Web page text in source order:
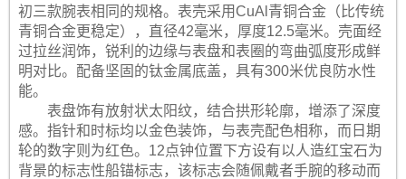
初三款腕表相同的规格。表壳采用CuAl青铜合金（比传统
青铜合金更稳定），直径42毫米，厚度12.5毫米。壳面经
过拉丝润饰，锐利的边缘与表盘和表圈的弯曲弧度形成鲜
明对比。配备坚固的钛金属底盖，具有300米优良防水性
能。
表盘饰有放射状太阳纹，结合拱形轮廓，增添了深度
感。指针和时标均以金色装饰，与表壳配色相称，而日期
轮的数字则为红色。12点钟位置下方设有以人造红宝石为
背景的标志性船锚标志，该标志会随佩戴者手腕的移动而